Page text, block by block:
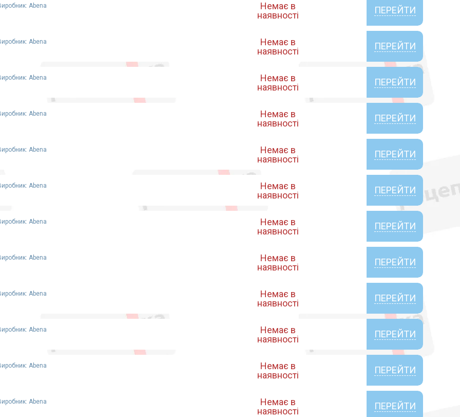
Abena
Немає в
наявності
ПЕРЕЙТИ
Abena
Немає в
наявності
ПЕРЕЙТИ
Abena
Немає в
наявності
ПЕРЕЙТИ
Abena
Немає в
наявності
ПЕРЕЙТИ
Abena
Немає в
наявності
ПЕРЕЙТИ
Abena
Немає в
наявності
ПЕРЕЙТИ
Abena
Немає в
наявності
ПЕРЕЙТИ
Abena
Немає в
наявності
ПЕРЕЙТИ
Abena
Немає в
наявності
ПЕРЕЙТИ
Abena
Немає в
наявності
ПЕРЕЙТИ
Abena
Немає в
наявності
ПЕРЕЙТИ
Abena
Немає в
наявності
ПЕРЕЙТИ